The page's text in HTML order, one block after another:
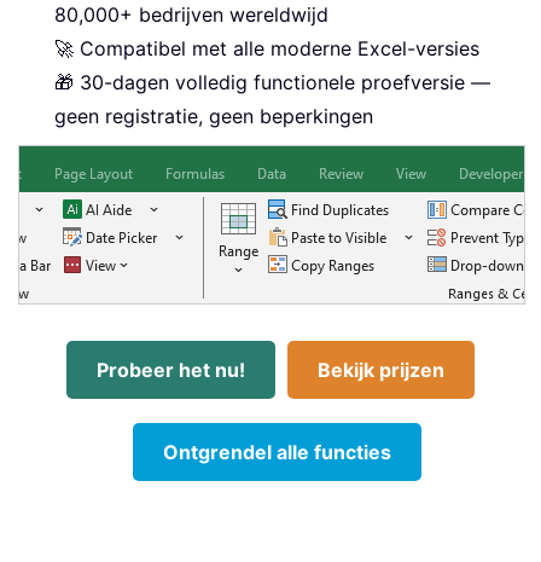
80,000+ bedrijven wereldwijd
🚀 Compatibel met alle moderne Excel-versies
🎁 30-dagen volledig functionele proefversie —
geen registratie, geen beperkingen
Probeer het nu! Bekijk prijzen
Ontgrendel alle functies